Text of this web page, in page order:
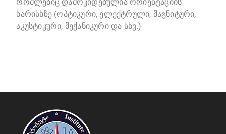
ხარისხზე (ოპტიკური, ელექტრული, მაგნიტური,
აკუსტიკური, მექანიკური და სხვ.)